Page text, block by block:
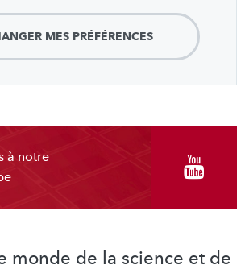
MES PRÉFÉRENCES
à notre
monde de la science et de